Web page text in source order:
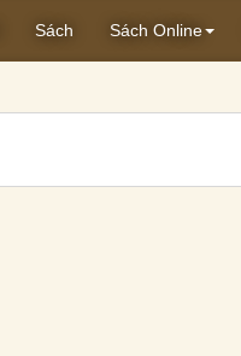
Sách Sách Online